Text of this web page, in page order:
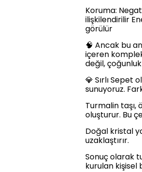
Koruma:
ilişkilendirilir
görülür
🧠 Ancak bu
içeren
değil,
💎 Sırlı Sepet
sunuyoruz.
Turmalin
oluşturur. Bu
Doğal kristal
uzaklaştırır.
Sonuç olarak
kurulan kişisel